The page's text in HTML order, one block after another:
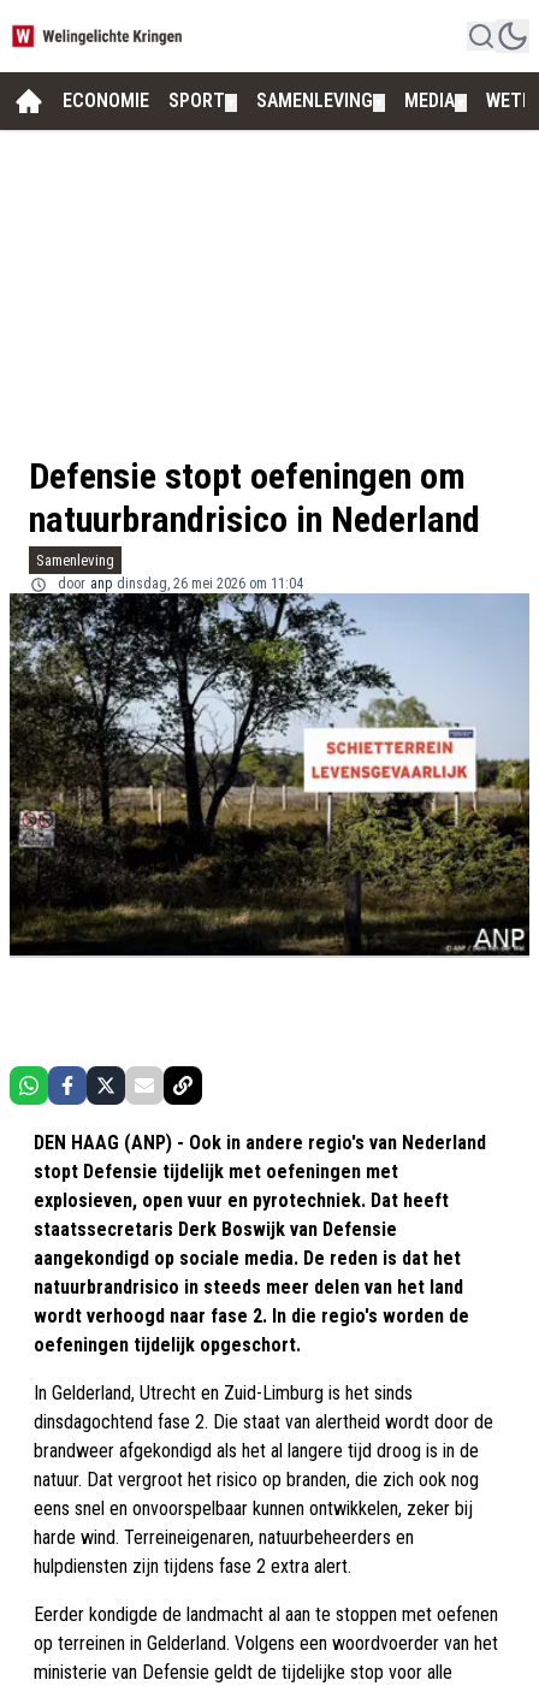
ECONOMIE SPORT SAMENLEVING MEDIA
Defensie stopt oefeningen om
natuurbrandrisico in Nederland
Samenleving
door anp dinsdag, 26 mei 2026 om 11:04
DEN HAAG (ANP) - Ook in andere regio's van Nederland
stopt Defensie tijdelijk met oefeningen met
explosieven, open vuur en pyrotechniek. Dat heeft
staatssecretaris Derk Boswijk van Defensie
aangekondigd op sociale media. De reden is dat het
natuurbrandrisico in steeds meer delen van het land
wordt verhoogd naar fase 2. In die regio's worden de
oefeningen tijdelijk opgeschort.
In Gelderland, Utrecht en Zuid-Limburg is het sinds
dinsdagochtend fase 2. Die staat van alertheid wordt door de
brandweer afgekondigd als het al langere tijd droog is in de
natuur. Dat vergroot het risico op branden, die zich ook nog
eens snel en onvoorspelbaar kunnen ontwikkelen, zeker bij
harde wind. Terreineigenaren, natuurbeheerders en
hulpdiensten zijn tijdens fase 2 extra alert.
Eerder kondigde de landmacht al aan te stoppen met oefenen
op terreinen in Gelderland. Volgens een woordvoerder van het
ministerie van Defensie geldt de tijdelijke stop voor alle